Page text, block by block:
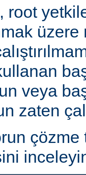
root
üzere
veya
zaten
çözme